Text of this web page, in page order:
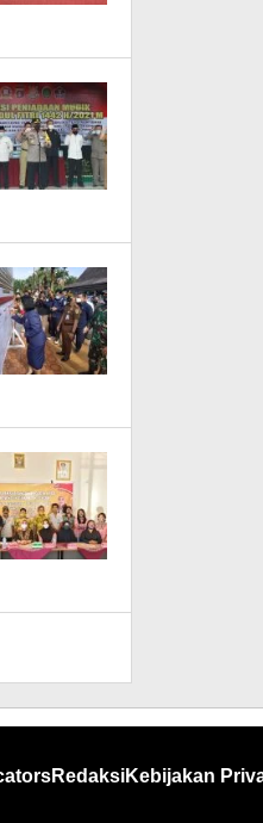
RedaksiKebijakan